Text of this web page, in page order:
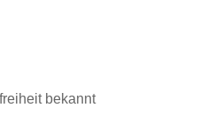
bekannt